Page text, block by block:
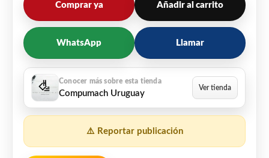
Comprar ya Añadir al carrito
WhatsApp Llamar
Compumach Uruguay
⚠️ Reportar publicación